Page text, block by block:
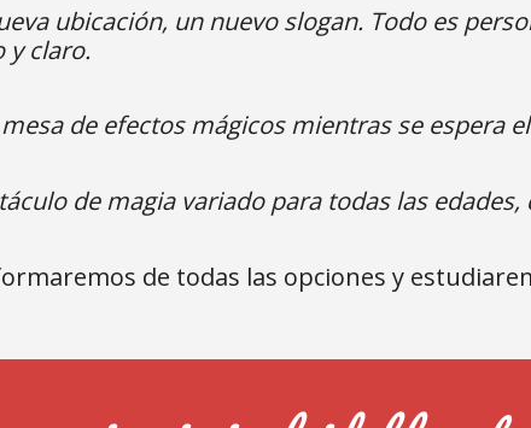
ubicación, un nuevo slogan. Todo es
y claro.
de efectos mágicos mientras se espera
de magia variado para todas las
de todas las opciones y